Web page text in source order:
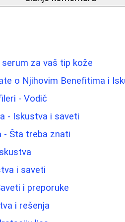
za vaš tip kože
o Njihovim Benefitima i
- Vodič
- Iskustva i saveti
- Šta treba znati
i saveti
i preporuke
i rešenja